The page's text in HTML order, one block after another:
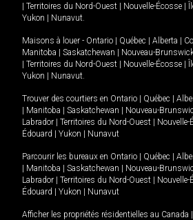
| Territoires du Nord-Ouest | Nouvelle-Écosse |
Yukon | Nunavut.
Maisons à louer - Ontario | Québec | Alberta |
Manitoba | Saskatchewan | Nouveau-
| Territoires du Nord-Ouest | Nouvelle-Écosse |
Yukon | Nunavut.
Trouver des courtiers en Ontario | Québec |
| Manitoba | Saskatchewan | Nouveau-
Labrador | Territoires du Nord-Ouest | Nouvelle-
Édouard | Yukon | Nunavut
Parcourir les bureaux en Ontario | Québec |
| Manitoba | Saskatchewan | Nouveau-
Labrador | Territoires du Nord-Ouest | Nouvelle-
Édouard | Yukon | Nunavut
Afficher les propriétés résidentielles au Canada |